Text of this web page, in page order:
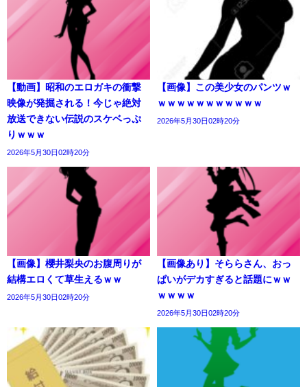
【動画】昭和のエロガキの衝撃
映像が発掘される！今じゃ絶対
放送できない伝説のスケベっぷ
りｗｗｗ
2026年5月30日02時20分
【画像】この美少女のパンツｗ
ｗｗｗｗｗｗｗｗｗｗｗ
2026年5月30日02時20分
【画像】櫻井梨央のお腹周りが
結構エロくて草生えるｗｗ
2026年5月30日02時20分
【画像あり】そららさん、おっ
ぱいがデカすぎると話題にｗｗ
ｗｗｗｗ
2026年5月30日02時20分